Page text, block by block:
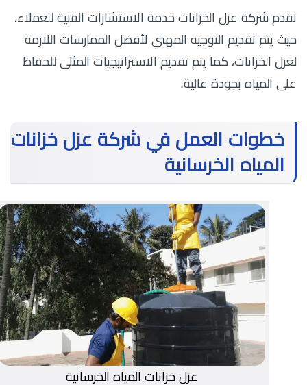
تقدم شركة عزل الخزانات خدمة الاستشارات الفنية للعملاء،
حيث يتم تقديم التوجيه المهني لأفضل الممارسات اللازمة
لعزل الخزانات، كما يتم تقديم الاستراتيجيات المثلى للحفاظ
على المياه بجودة عالية.
خطوات العمل في شركة عزل خزانات
المياه الخرسانية
عزل خزانات المياه الخرسانية